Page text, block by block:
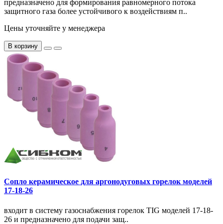
предназначено для формирования равномерного потока
защитного газа более устойчивого к воздействиям п..
Цены уточняйте у менеджера
В корзину
Сопло керамическое для аргонодуговых горелок моделей
17-18-26
входит в систему газоснабжения горелок TIG моделей 17-18-
26 и предназначено для подачи защ..